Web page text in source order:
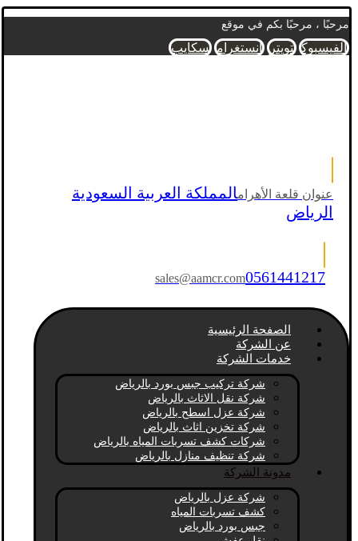
مرحبًا ، مرحبًا بكم في موقع
الفيسبوك تويتر انستغرام سكايب
عنوان قلعة الأهرامالمملكة العربية السعودية
الرياض
sales@aamcr.com0561441217
الصفحة الرئيسية
عن الشركة
خدمات الشركة
شركة تركيب جبس بورد بالرياض
شركة نقل الاثاث بالرياض
شركة عزل اسطح بالرياض
شركة تخزين اثاث بالرياض
شركات كشف تسربات المياه بالرياض
شركة تنظيف منازل بالرياض
مدونة الشركة
شركة عزل بالرياض
كشف تسربات المياه
جبس بورد بالرياض